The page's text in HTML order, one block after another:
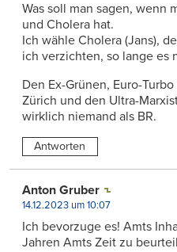
Was soll man sagen, wenn
und Cholera hat.
Ich wähle Cholera (Jans),
ich verzichten, so lange es
Den Ex-Grünen, Euro-
Zürich und den Ultra-
wirklich niemand als BR.
Antworten
Anton Gruber
14.12.2023 um 10:07
Ich bevorzuge es! Amts
Jahren Amts Zeit zu